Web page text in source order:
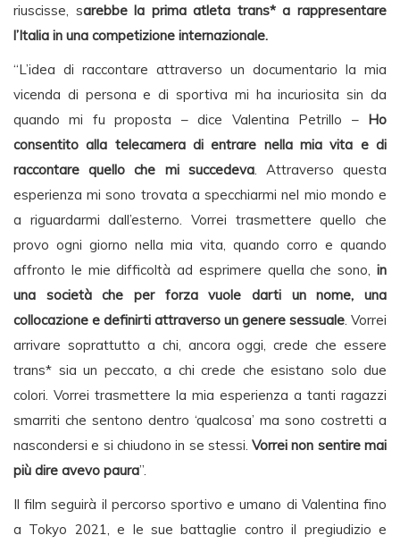
riuscisse, sarebbe la prima atleta trans* a rappresentare
l’Italia in una competizione internazionale.
“L’idea di raccontare attraverso un documentario la mia
vicenda di persona e di sportiva mi ha incuriosita sin da
quando mi fu proposta – dice Valentina Petrillo – Ho
consentito alla telecamera di entrare nella mia vita e di
raccontare quello che mi succedeva. Attraverso questa
esperienza mi sono trovata a specchiarmi nel mio mondo e
a riguardarmi dall’esterno. Vorrei trasmettere quello che
provo ogni giorno nella mia vita, quando corro e quando
affronto le mie difficoltà ad esprimere quella che sono, in
una società che per forza vuole darti un nome, una
collocazione e definirti attraverso un genere sessuale . Vorrei
arrivare soprattutto a chi, ancora oggi, crede che essere
trans* sia un peccato, a chi crede che esistano solo due
colori. Vorrei trasmettere la mia esperienza a tanti ragazzi
smarriti che sentono dentro ‘qualcosa’ ma sono costretti a
nascondersi e si chiudono in se stessi.Vorrei non sentire mai
più dire avevo paura”.
Il film seguirà il percorso sportivo e umano di Valentina fino
a Tokyo 2021, e le sue battaglie contro il pregiudizio e